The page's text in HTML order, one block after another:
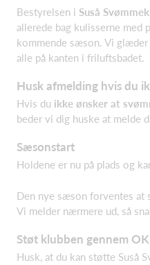
Bestyrelsen i Suså
allerede bag kulisserne med
kommende sæson. Vi
alle på kanten i friluftsbadet.
Husk afmelding hvis du
Hvis du ikke ønsker at
beder vi dig huske at melde
Sæsonstart
Holdene er nu på plads og
Den nye sæson forventes at
Vi melder nærmere ud, så
Støt klubben gennem OK
Husk, at du kan støtte Suså